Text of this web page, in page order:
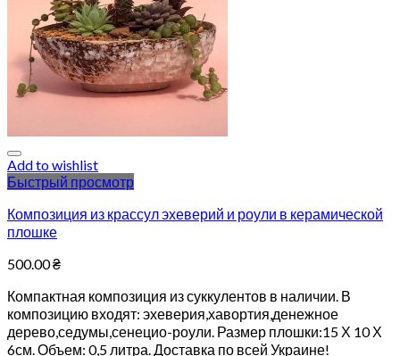
Add to wishlist
Быстрый просмотр
Композиция из крассул эхеверий и роули в керамической
плошке
500.00₴
Компактная композиция из суккулентов в наличии. В
композицию входят: эхеверия,хавортия,денежное
дерево,седумы,сенецио-роули. Размер плошки:15 Х 10 Х
6см. Объем: 0,5 литра. Доставка по всей Украине!